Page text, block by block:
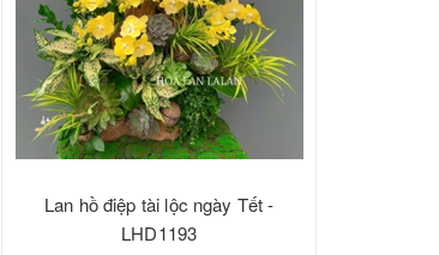
Lan hồ điệp tài lộc ngày Tết -
LHD1193